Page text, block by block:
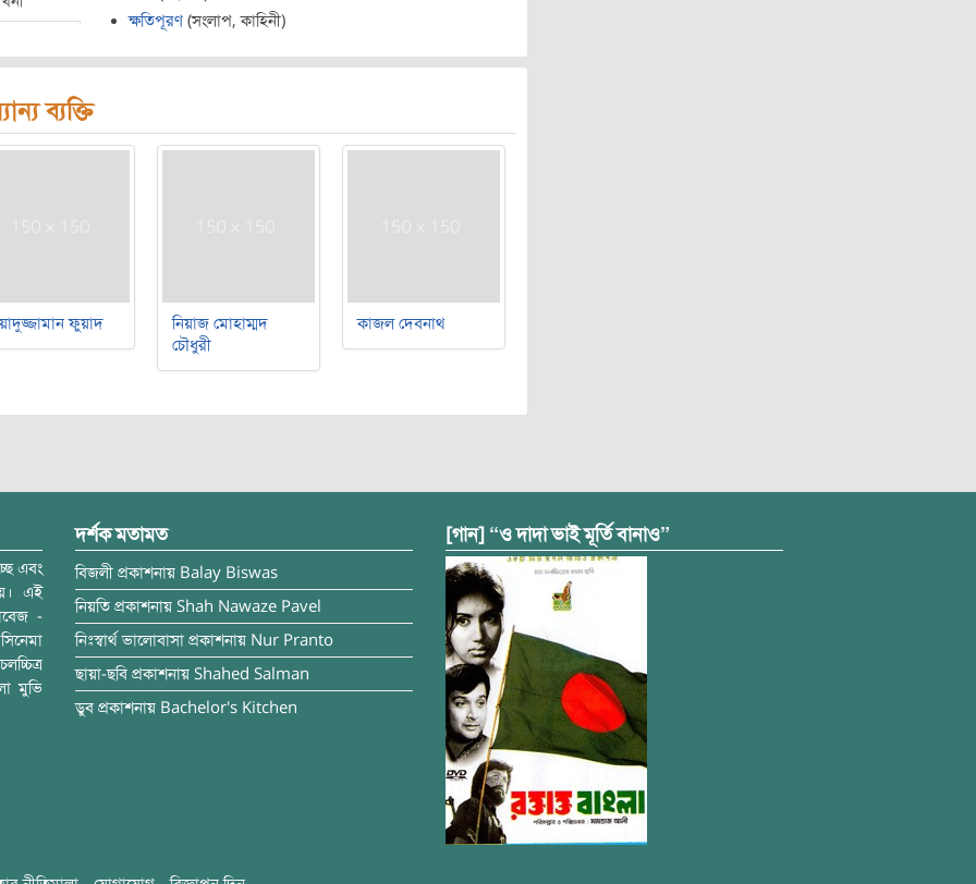
ক্ষতিপূরণ (সংলাপ, কাহিনী)
ব্যক্তি
ফুয়াদ
নিয়াজ মোহাম্মদ
চৌধুরী
কাজল দেবনাথ
এবং
এই
-
মুভি
দর্শক মতামত
বিজলী প্রকাশনায় Balay Biswas
নিয়তি প্রকাশনায় Shah Nawaze Pavel
নিঃস্বার্থ ভালোবাসা প্রকাশনায় Nur Pranto
ছায়া-ছবি প্রকাশনায় Shahed Salman
ডুব প্রকাশনায় Bachelor's Kitchen
[গান] “ও দাদা ভাই মূর্তি বানাও”